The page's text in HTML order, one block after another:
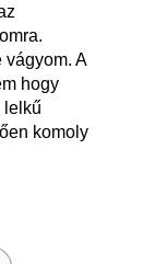
A
hogy
lelkű
komoly